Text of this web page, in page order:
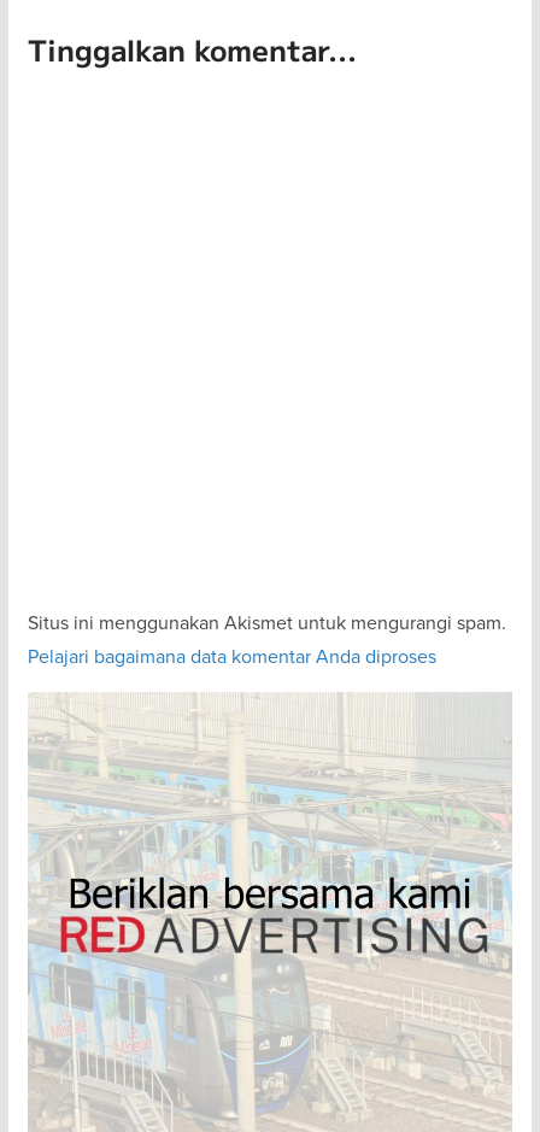
Tinggalkan komentar...
Situs ini menggunakan Akismet untuk mengurangi spam.
Pelajari bagaimana data komentar Anda diproses